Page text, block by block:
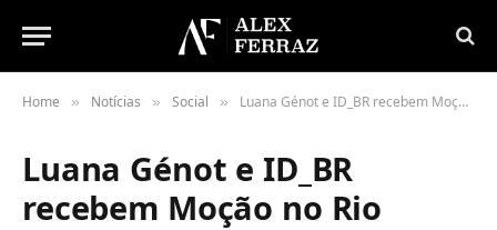
Home » Notícias » Social » Luana Génot e ID_BR recebem Moção no Rio
Luana Génot e ID_BR
recebem Moção no Rio